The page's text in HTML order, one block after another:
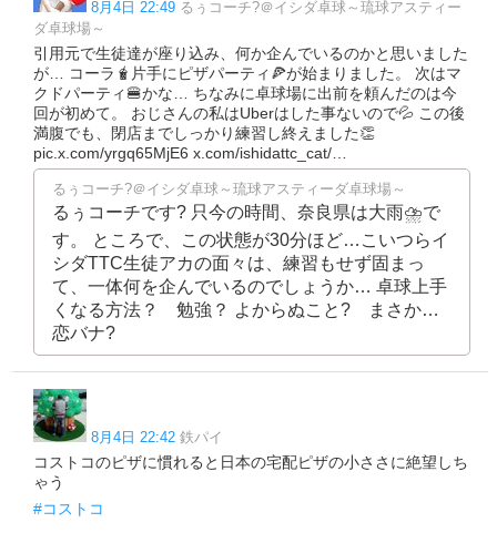
8月4日 22:49 るぅコーチ?️＠イシダ卓球～琉球アスティー
ダ卓球場～
引用元で生徒達が座り込み、何か企んでいるのかと思いました
が… コーラ🧋片手にピザパーティ🍕が始まりました。 次はマ
クドパーティ🍔かな… ちなみに卓球場に出前を頼んだのは今
回が初めて。 おじさんの私はUberはした事ないので💦 この後
満腹でも、閉店までしっかり練習し終えました👏
pic.x.com/yrgq65MjE6 x.com/ishidattc_cat/…
るぅコーチ?️＠イシダ卓球～琉球アスティーダ卓球場～
るぅコーチです? 只今の時間、奈良県は大雨⛈️で
す。 ところで、この状態が30分ほど…こいつらイ
シダTTC生徒アカの面々は、練習もせず固まっ
て、一体何を企んでいるのでしょうか… 卓球上手
くなる方法？ 勉強？ よからぬこと? まさか…
恋バナ?
8月4日 22:42 鉄パイ
コストコのピザに慣れると日本の宅配ピザの小ささに絶望しち
ゃう
#コストコ